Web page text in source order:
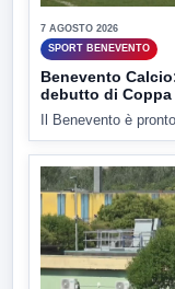
7 AGOSTO 2026
SPORT BENEVENTO
Benevento
debutto di Coppa
Il Benevento è